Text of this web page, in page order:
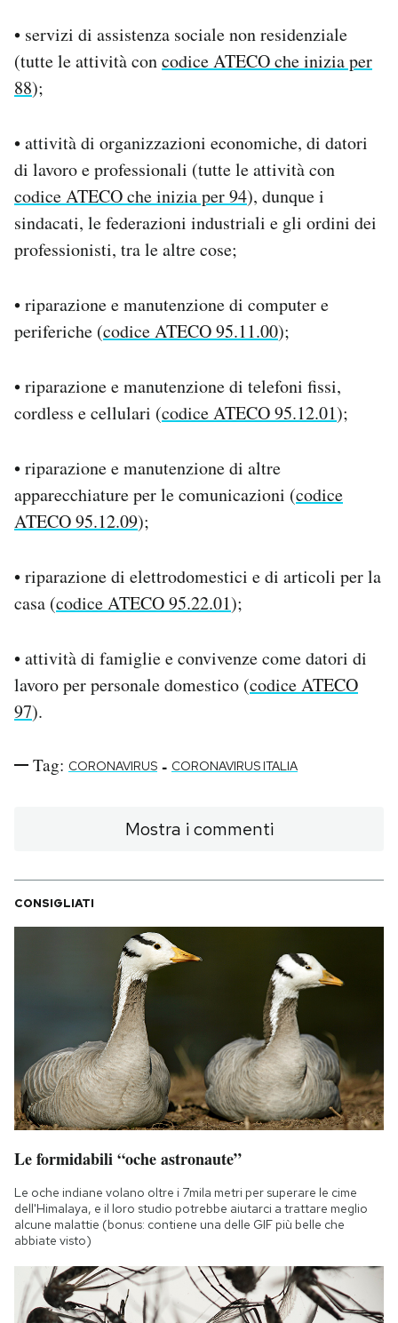
• servizi di assistenza sociale non residenziale
(tutte le attività concodice ATECO che inizia per
88);
• attività di organizzazioni economiche, di datori
di lavoro e professionali (tutte le attività con
codice ATECO che inizia per 94), dunque i
sindacati, le federazioni industriali e gli ordini dei
professionisti, tra le altre cose;
• riparazione e manutenzione di computer e
periferiche (codice ATECO 95.11.00);
• riparazione e manutenzione di telefoni fissi,
cordless e cellulari (codice ATECO 95.12.01);
• riparazione e manutenzione di altre
apparecchiature per le comunicazioni (codice
ATECO 95.12.09);
• riparazione di elettrodomestici e di articoli per la
casa (codice ATECO 95.22.01);
• attività di famiglie e convivenze come datori di
lavoro per personale domestico (codice ATECO
97).
Tag: CORONAVIRUS - CORONAVIRUS ITALIA
Mostra i commenti
CONSIGLIATI
Le formidabili “oche astronaute”
Le oche indiane volano oltre i 7mila metri per superare le cime
dell'Himalaya, e il loro studio potrebbe aiutarci a trattare meglio
alcune malattie (bonus: contiene una delle GIF più belle che
abbiate visto)